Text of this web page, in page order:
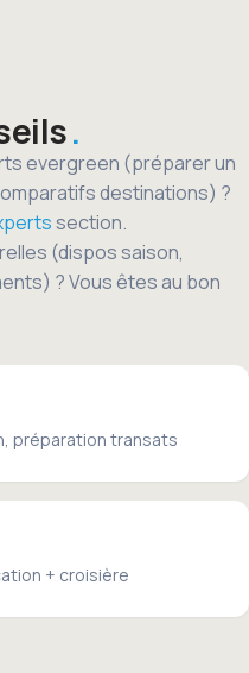
evergreen (préparer un
destinations) ?
section.
(dispos saison,
? Vous êtes au bon
préparation transats
+ croisière